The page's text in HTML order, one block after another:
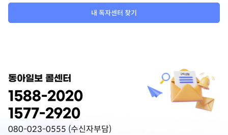
동아일보 콜센터
1588-2020
1577-2920
080-023-0555 (수신자부담)
내 독자센터 찾기